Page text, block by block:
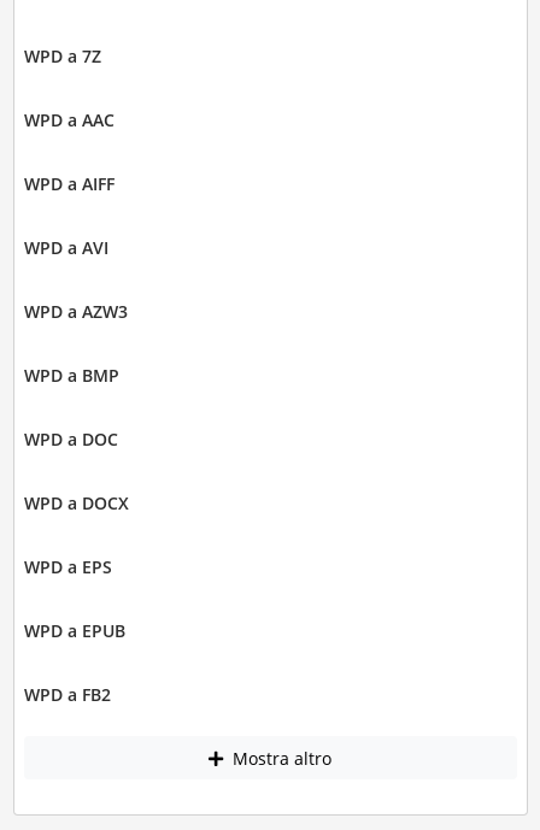
WPD a 7Z
WPD a AAC
WPD a AIFF
WPD a AVI
WPD a AZW3
WPD a BMP
WPD a DOC
WPD a DOCX
WPD a EPS
WPD a EPUB
WPD a FB2
Mostra altro